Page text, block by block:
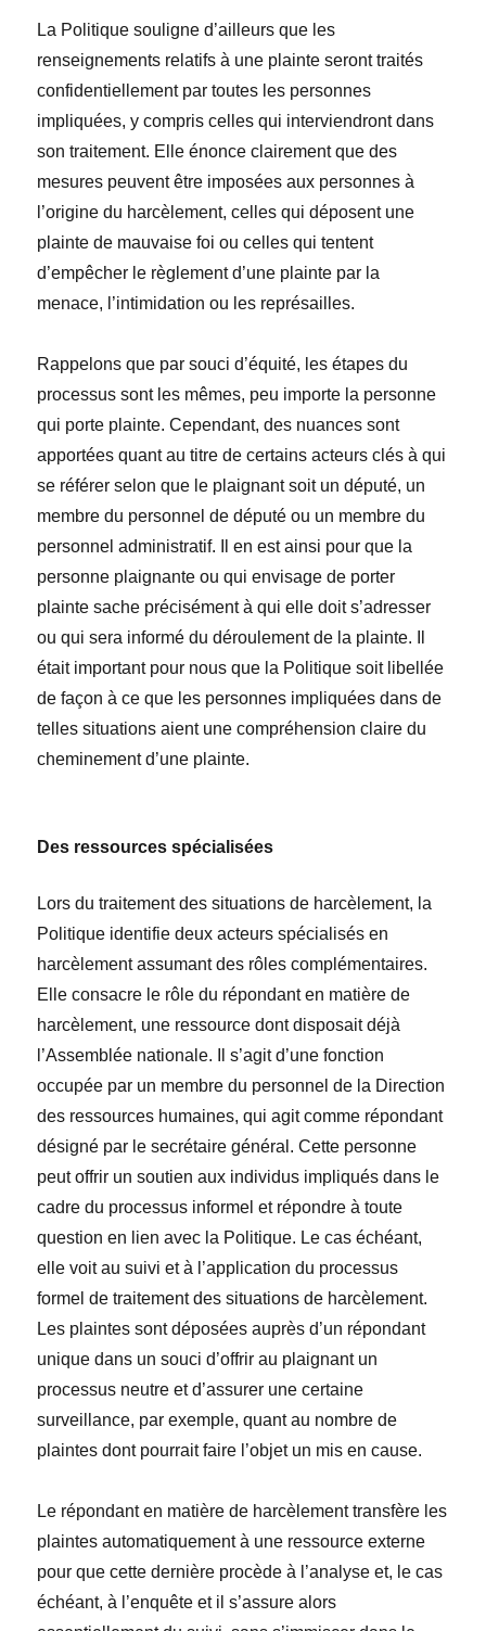
La Politique souligne d’ailleurs que les
renseignements relatifs à une plainte seront traités
confidentiellement par toutes les personnes
impliquées, y compris celles qui interviendront dans
son traitement. Elle énonce clairement que des
mesures peuvent être imposées aux personnes à
l’origine du harcèlement, celles qui déposent une
plainte de mauvaise foi ou celles qui tentent
d’empêcher le règlement d’une plainte par la
menace, l’intimidation ou les représailles.
Rappelons que par souci d’équité, les étapes du
processus sont les mêmes, peu importe la personne
qui porte plainte. Cependant, des nuances sont
apportées quant au titre de certains acteurs clés à qui
se référer selon que le plaignant soit un député, un
membre du personnel de député ou un membre du
personnel administratif. Il en est ainsi pour que la
personne plaignante ou qui envisage de porter
plainte sache précisément à qui elle doit s’adresser
ou qui sera informé du déroulement de la plainte. Il
était important pour nous que la Politique soit libellée
de façon à ce que les personnes impliquées dans de
telles situations aient une compréhension claire du
cheminement d’une plainte.
Des ressources spécialisées
Lors du traitement des situations de harcèlement, la
Politique identifie deux acteurs spécialisés en
harcèlement assumant des rôles complémentaires.
Elle consacre le rôle du répondant en matière de
harcèlement, une ressource dont disposait déjà
l’Assemblée nationale. Il s’agit d’une fonction
occupée par un membre du personnel de la Direction
des ressources humaines, qui agit comme répondant
désigné par le secrétaire général. Cette personne
peut offrir un soutien aux individus impliqués dans le
cadre du processus informel et répondre à toute
question en lien avec la Politique. Le cas échéant,
elle voit au suivi et à l’application du processus
formel de traitement des situations de harcèlement.
Les plaintes sont déposées auprès d’un répondant
unique dans un souci d’offrir au plaignant un
processus neutre et d’assurer une certaine
surveillance, par exemple, quant au nombre de
plaintes dont pourrait faire l’objet un mis en cause.
Le répondant en matière de harcèlement transfère les
plaintes automatiquement à une ressource externe
pour que cette dernière procède à l’analyse et, le cas
échéant, à l’enquête et il s’assure alors